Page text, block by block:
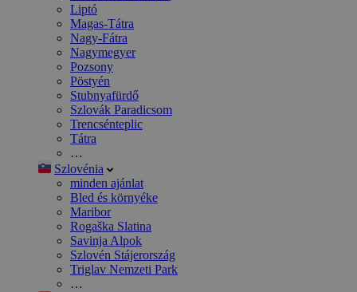
Liptó
Magas-Tátra
Nagy-Fátra
Nagymegyer
Pozsony
Pöstyén
Stubnyafürdő
Szlovák Paradicsom
Trencsénteplic
Tátra
…
Szlovénia
minden ajánlat
Bled és környéke
Maribor
Rogaška Slatina
Savinja Alpok
Szlovén Stájerország
Triglav Nemzeti Park
…